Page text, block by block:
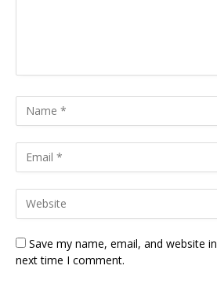
Save my name, email, and website
next time I comment.